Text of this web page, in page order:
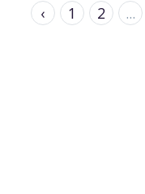
‹ 1 2 ...